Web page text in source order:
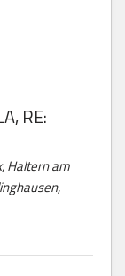
RE:
Haltern am